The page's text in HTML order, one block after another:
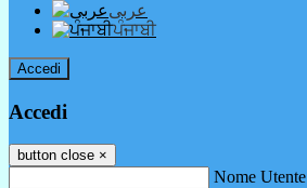
عربى
ਪੰਜਾਬੀ
Accedi
Accedi
button close ×
Nome Utente